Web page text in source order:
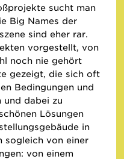
sucht man
Big Names der
sind eher rar.
vorgestellt, von
noch nie gehört
gezeigt, die sich oft
Bedingungen und
und dabei zu
Lösungen
in
sogleich von einer
von einem